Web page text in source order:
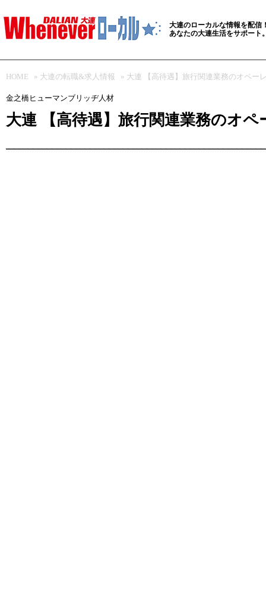
大連のローカルな情報を配信
あなたの大連生活をサポート
HOME » 大連の転職&求人情報 » 大連 【高待遇】旅行関連業務のオペー
金之橋ヒューマンブリッヂ人材
大連 【高待遇】旅行関連業務のオペ